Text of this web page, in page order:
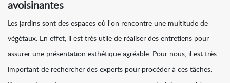
avoisinantes
Les jardins sont des espaces où l'on rencontre une multitude de
végétaux. En effet, il est très utile de réaliser des entretiens pour
assurer une présentation esthétique agréable. Pour nous, il est très
important de rechercher des experts pour procéder à ces tâches.